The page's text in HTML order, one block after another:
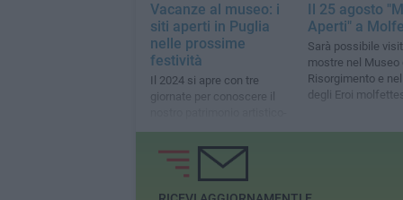
Vacanze al museo: i
siti aperti in Puglia
nelle prossime
festività
Il 2024 si apre con tre
giornate per conoscere il
culturale
Il 25 agosto
Aperti" a
Sarà possibile
mostre nel Museo
Risorgimento e
degli Eroi